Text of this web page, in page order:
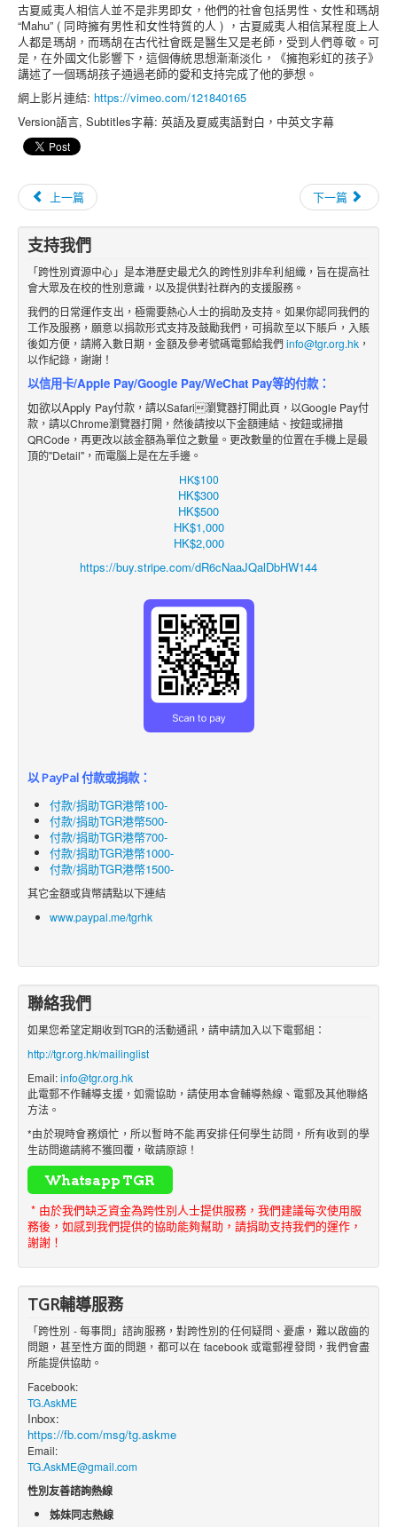
古夏威夷人相信人並不是非男即女，他們的社會包括男性、女性和瑪胡
“Mahu” ( 同時擁有男性和女性特質的人 ) ，古夏威夷人相信某程度上人
人都是瑪胡，而瑪胡在古代社會既是醫生又是老師，受到人們尊敬。可
是，在外國文化影響下，這個傳統思想漸漸淡化，《擁抱彩虹的孩子》
講述了一個瑪胡孩子通過老師的愛和支持完成了他的夢想。
網上影片連結: https://vimeo.com/121840165
Version語言, Subtitles字幕: 英語及夏威夷語對白，中英文字幕
上一篇 下一篇
支持我們
「跨性別資源中心」是本港歷史最尤久的跨性別非牟利組織，旨在提高社
會大眾及在校的性別意識，以及提供對社群內的支援服務。
我們的日常運作支出，極需要熱心人士的捐助及支持。如果你認同我們的
工作及服務，願意以捐款形式支持及鼓勵我們，可捐款至以下賬戶，入賬
後如方便，請將入數日期，金額及參考號碼電郵給我們info@tgr.org.hk，
以作紀錄，謝謝！
以信用卡/Apple Pay/Google Pay/WeChat Pay等的付款：
如欲以Apply Pay付款，請以Safari瀏覽器打開此頁，以Google Pay付
款，請以Chrome瀏覽器打開，然後請按以下金額連結 、 按鈕或掃描
QRCode，再更改以該金額為單位之數量。更改數量的位置在手機上是最
頂的"Detail"，而電腦上是在左手邊。
HK$100
HK$300
HK$500
HK$1,000
HK$2,000
https://buy.stripe.com/dR6cNaaJQalDbHW144
以 PayPal 付款或捐款：
付款/捐助TGR港幣100-
付款/捐助TGR港幣500-
付款/捐助TGR港幣700-
付款/捐助TGR港幣1000-
付款/捐助TGR港幣1500-
其它金額或貨幣請點以下連結
www.paypal.me/tgrhk
聯絡我們
如果您希望定期收到TGR的活動通訊，請申請加入以下電郵組：
http://tgr.org.hk/mailinglist
Email:info@tgr.org.hk
此電郵不作輔導支援，如需協助，請使用本會輔導熱線、電郵及其他聯絡
方法。
*由於現時會務煩忙，所以暫時不能再安排任何學生訪問，所有收到的學
生訪問邀請將不獲回覆，敬請原諒！
* 由於我們缺乏資金為跨性別人士提供服務，我們建議每次使用服
務後，如感到我們提供的協助能夠幫助，請捐助支持我們的運作，
謝謝！
TGR輔導服務
「跨性別 - 每事問」諮詢服務，對跨性別的任何疑問、憂慮，難以啟齒的
問題，甚至性方面的問題，都可以在 facebook 或電郵裡發問，我們會盡
所能提供協助。
Facebook:
TG.AskME
Inbox:
https://fb.com/msg/tg.askme
Email:
TG.AskME@gmail.com
性別友善諮詢熱線
姊妹同志熱線